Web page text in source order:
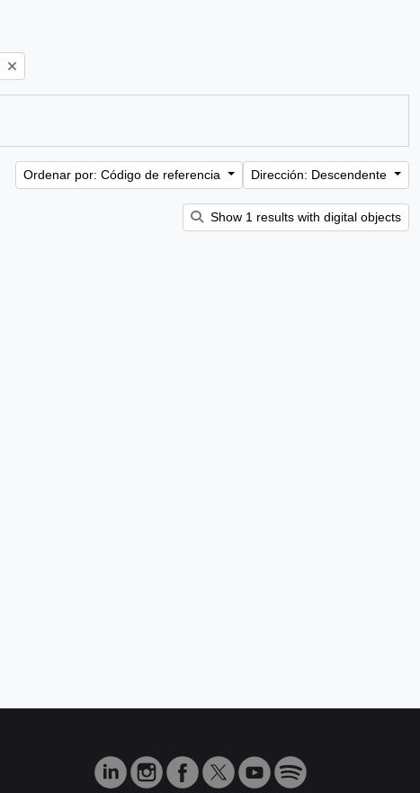
Ordenar por: Código de referencia Dirección: Descendente
Show 1 results with digital objects